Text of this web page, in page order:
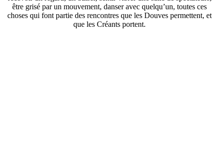
être grisé par un mouvement, danser avec quelqu’un, toutes ces
choses qui font partie des rencontres que les Douves permettent, et
que les Créants portent.